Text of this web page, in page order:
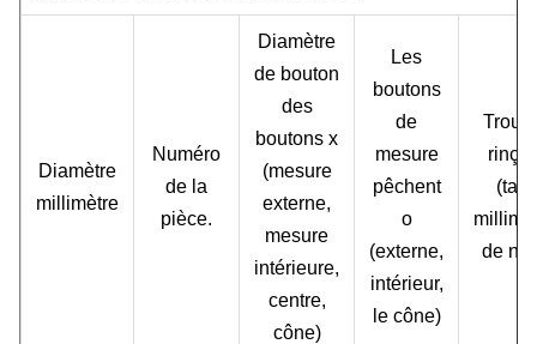
Diamètre
millimètre
Numéro
de la
pièce.
Diamètre
de bouton
des
boutons x
(mesure
externe,
mesure
intérieure,
centre,
cône)
Les
boutons
de
mesure
pêchent
o
(externe,
intérieur,
le cône)
Trous
de